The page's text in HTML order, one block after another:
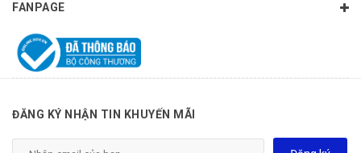
FANPAGE
ĐĂNG KÝ NHẬN TIN KHUYẾN MÃI